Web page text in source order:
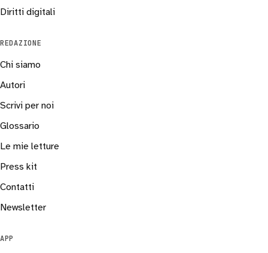
Diritti digitali
REDAZIONE
Chi siamo
Autori
Scrivi per noi
Glossario
Le mie letture
Press kit
Contatti
Newsletter
APP